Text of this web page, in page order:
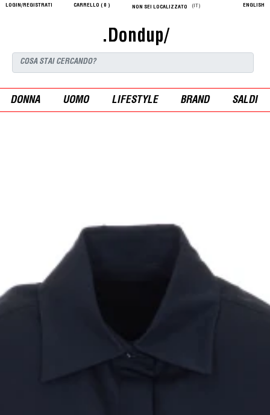
LOGIN/REGISTRATI CARRELLO ( 0 ) NON SEI LOCALIZZATO (IT) ENGLISH
.Dondup/
DONNA UOMO LIFESTYLE BRAND SALDI